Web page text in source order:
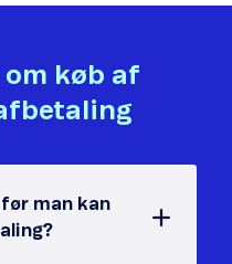
køb af
man kan